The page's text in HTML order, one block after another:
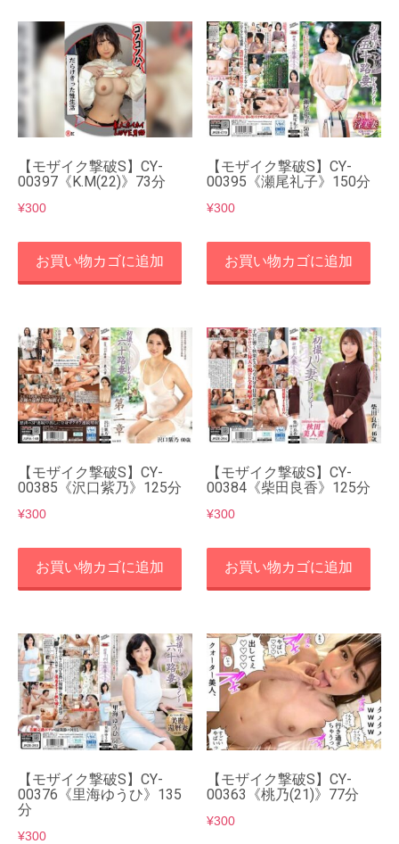
【モザイク撃破S】CY-
00397《K.M(22)》73分
¥300
お買い物カゴに追加
【モザイク撃破S】CY-
00395《瀬尾礼子》150分
¥300
お買い物カゴに追加
【モザイク撃破S】CY-
00385《沢口紫乃》125分
¥300
お買い物カゴに追加
【モザイク撃破S】CY-
00384《柴田良香》125分
¥300
お買い物カゴに追加
【モザイク撃破S】CY-
00376《里海ゆうひ》135
分
¥300
【モザイク撃破S】CY-
00363《桃乃(21)》77分
¥300